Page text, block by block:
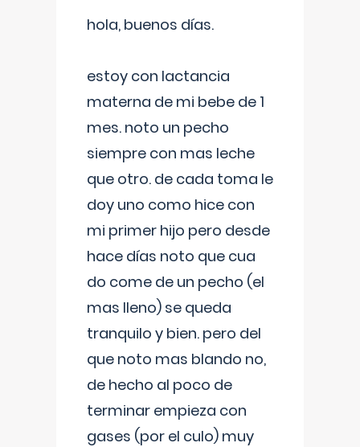
hola, buenos días.
estoy con lactancia
materna de mi bebe de 1
mes. noto un pecho
siempre con mas leche
que otro. de cada toma le
doy uno como hice con
mi primer hijo pero desde
hace días noto que cua
do come de un pecho (el
mas lleno) se queda
tranquilo y bien. pero del
que noto mas blando no,
de hecho al poco de
terminar empieza con
gases (por el culo) muy